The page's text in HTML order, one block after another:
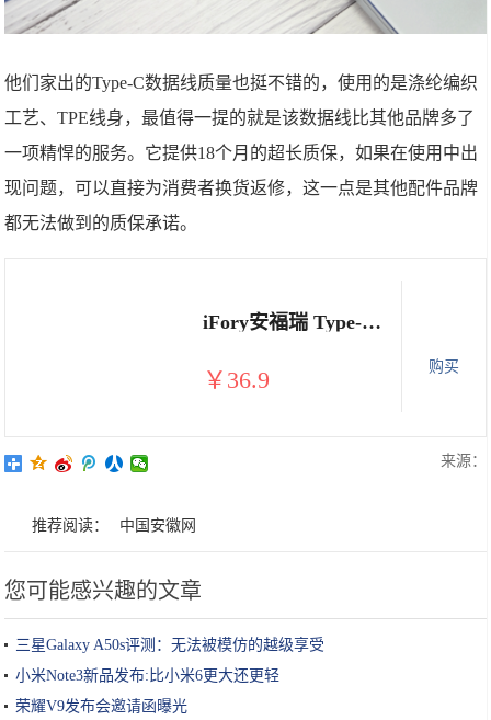
他们家出的Type-C数据线质量也挺不错的，使用的是涤纶编织
工艺、TPE线身，最值得一提的就是该数据线比其他品牌多了
一项精悍的服务。它提供18个月的超长质保，如果在使用中出
现问题，可以直接为消费者换货返修，这一点是其他配件品牌
都无法做到的质保承诺。
iFory安福瑞 Type-C数据线
￥36.9 购买
来源：
推荐阅读： 中国安徽网
您可能感兴趣的文章
三星Galaxy A50s评测：无法被模仿的越级享受
小米Note3新品发布:比小米6更大还更轻
荣耀V9发布会邀请函曝光